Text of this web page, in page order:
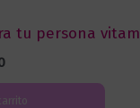
tu persona